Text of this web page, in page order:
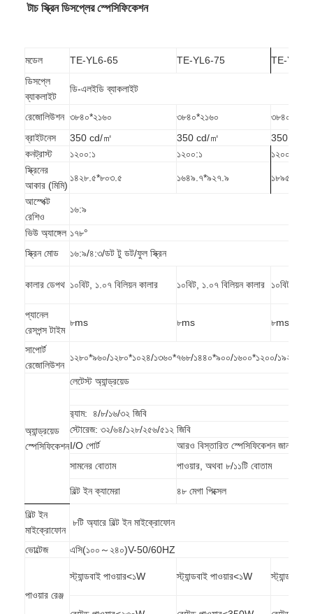
আইবোর্ড ইন্টারেক্টিভ হোয়াইটবোর্ড
ইন্টারেক্টিভ ফ্ল্যাট প্যানেল
ইন্টারেক্টিভ টাচ স্ক্রিন মনিটর
LED ইন্টারেক্টিভ হোয়াইটবোর্ড
অল ইন ওয়ান ইন্টারেক্টিভ হোয়াইটবোর্ড
পোর্টেবল ইন্টারেক্টিভ হোয়াইটবোর্ড
বুদ্ধিমান ব্ল্যাকবোর্ড
ইন্টারেক্টিভ প্রজেক্টর বোর্ড
ইনফ্রারেড টাচ ফ্রেম
ইন্টারেক্টিভ হোয়াইটবোর্ড স্ট্যান্ড
ভিজ্যুয়ালাইজার ডকুমেন্ট ক্যামেরা
টাওয়ার স্ক্রিন কিওস্কে
ডিজিটাল সাইনেজ
পোর্টেবল স্মার্ট স্ক্রিন
টাচ স্ক্রিন ডিসপ্লের স্পেসিফিকেশন
মডেল TE-YL6-65 TE-YL6-75
TE-YL6-
ডিসপ্লে
ব্যাকলাইট
ডি-এলইডি ব্যাকলাইট
রেজোলিউশন ৩৮৪০*২১৬০ ৩৮৪০*২১৬০
৩৮৪০*২১৬০
ব্রাইটনেস
350 cd/㎡ 350 cd/㎡
350 cd/
কনট্রাস্ট
১২০০:১ ১২০০:১
১২০০:১
স্ক্রিনের
আকার (মিমি)
১৪২৮.৫*৮০৩.৫ ১৬৪৯.৭*৯২৭.৯
আস্পেক্ট
রেশিও
১৬:৯
ভিউ অ্যাঙ্গেল ১৭৮°
স্ক্রিন মোড
১৬:৯/৪:৩/ডট টু ডট/ফুল স্ক্রিন
কালার ডেপথ ১০বিট, ১.০৭ বিলিয়ন কালার ১০বিট, ১.০৭ বিলিয়ন কালার ১০বিট, ১.০৭
প্যানেল
রেসপন্স টাইম
৮ms ৮ms ৮ms
সাপোর্ট
রেজোলিউশন
১২৮০*৯৬০/১২৮০*১০২৪/১৩৬০*৭৬৮/১৪৪০*৯০০/১৬০০*১২০০/
অ্যান্ড্রয়েড
স্পেসিফিকেশন
লেটেস্ট অ্যান্ড্রয়েড
র‍্যাম: ৪/৮/১৬/৩২ জিবি
স্টোরেজ: ৩২/৬৪/১২৮/২৫৬/৫১২ জিবি
I/O পোর্ট
আরও বিস্তারিত স্পেসিফিকেশন জানতে
সামনের বোতাম
পাওয়ার, অথবা ৮/১১টি বোতাম
বিল্ট ইন ক্যামেরা ৪৮ মেগা পিক্সেল
বিল্ট ইন
মাইক্রোফোন
৮টি অ্যারে বিল্ট ইন মাইক্রোফোন
ভোল্টেজ এসি(১০০～২৪০)V-50/60HZ
পাওয়ার রেঞ্জ
স্ট্যান্ডবাই পাওয়ার<১W স্ট্যান্ডবাই পাওয়ার<১W স্ট্যান্ডবাই